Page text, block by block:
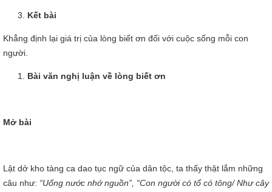
Kết bài
Khẳng định lại giá trị của lòng biết ơn đối với cuộc sống mỗi con
người.
Bài văn nghị luận về lòng biết ơn
Mở bài
Lật dở kho tàng ca dao tục ngữ của dân tộc, ta thấy thật lắm những
câu như: “Uống nước nhớ nguồn”, “Con người có tổ có tông/ Như cây